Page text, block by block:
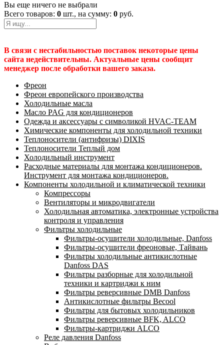
Вы еще ничего не выбрали
Всего товаров: 0 шт., на сумму: 0 руб.
В связи с нестабильностью поставок некоторые цены
сайта недействительны. Актуальные цены сообщит
менеджер после обработки вашего заказа.
Фреон
Фреон европейского производства
Холодильные масла
Масло PAG для кондиционеров
Одежда и аксессуары с символикой HVAC-TEAM
Химические компоненты для холодильной техники
Теплоносители (антифризы) DIXIS
Теплоносители Теплый дом
Холодильный инструмент
Расходные материалы для монтажа кондиционеров.
Инструмент для монтажа кондиционеров.
Компоненты холодильной и климатической техники
Компрессоры
Вентиляторы и микродвигатели
Холодильная автоматика, электронные устройства
контроля и управления
Фильтры холодильные
Фильтры-осушители холодильные, Danfoss
Фильтры-осушители фреоновые, Тайвань
Фильтры холодильные антикислотные
Danfoss DAS
Фильтры разборные для холодильной
техники и картриджи к ним
Фильтры реверсивные DMB Danfoss
Антикислотные фильтры Becool
Фильтры для бытовых холодильников
Фильтры реверсивные BFK, ALCO
Фильтры-картриджи ALCO
Реле давления Danfoss